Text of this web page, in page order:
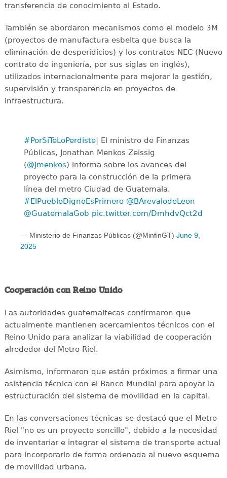
transferencia de conocimiento al Estado.
También se abordaron mecanismos como el modelo 3M
(proyectos de manufactura esbelta que busca la
eliminación de desperidicios) y los contratos NEC (Nuevo
contrato de ingeniería, por sus siglas en inglés),
utilizados internacionalmente para mejorar la gestión,
supervisión y transparencia en proyectos de
infraestructura.
#PorSiTeLoPerdiste| El ministro de Finanzas
Públicas, Jonathan Menkos Zeissig
(@jmenkos) informa sobre los avances del
proyecto para la construcción de la primera
línea del metro Ciudad de Guatemala.
#ElPuebloDignoEsPrimero @BArevalodeLeon
@GuatemalaGob pic.twitter.com/DmhdvQct2d
— Ministerio de Finanzas Públicas (@MinfinGT) June 9,
2025
Cooperación con Reino Unido
Las autoridades guatemaltecas confirmaron que
actualmente mantienen acercamientos técnicos con el
Reino Unido para analizar la viabilidad de cooperación
alrededor del Metro Riel.
Asimismo, informaron que están próximos a firmar una
asistencia técnica con el Banco Mundial para apoyar la
estructuración del sistema de movilidad en la capital.
En las conversaciones técnicas se destacó que el Metro
Riel "no es un proyecto sencillo", debido a la necesidad
de inventariar e integrar el sistema de transporte actual
para incorporarlo de forma ordenada al nuevo esquema
de movilidad urbana.